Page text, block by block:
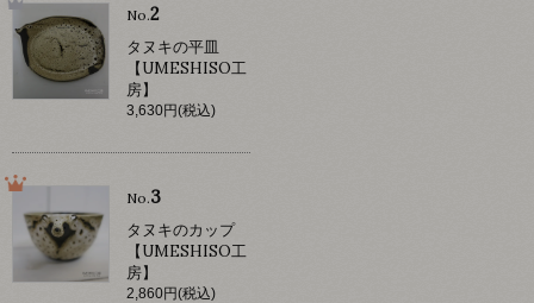
No.2
タヌキの平皿
【UMESHISO工
房】
3,630円(税込)
No.3
タヌキのカップ
【UMESHISO工
房】
2,860円(税込)